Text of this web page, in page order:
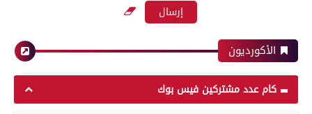
بعدسة الخبر المصري| شاهد أبرز لقطات مباراة
الأهلي وبيراميدز فى الدورى
رياضة
الأكورديون
كام عدد مشتركين فيس بوك
للاستهلاك الآدمى قبل طرحه بالأسواق
محافظات